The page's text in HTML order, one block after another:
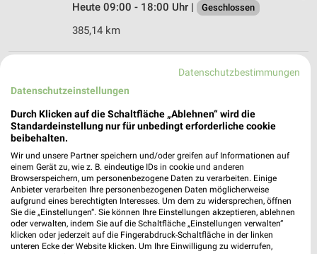
Heute 09:00 - 18:00 Uhr |
Geschlossen
385,14 km
Tchibo Filiale mit Kaffee Bar Neumarkt
Obere Marktstrasse 1-2
Heute 09:00 - 16:00 Uhr | Geschlossen
385,46 km • Angebote: 5 Prospekte
Ernsting's family Pegnitz
Nürnberger Str. 24a
91257 Pegnitz
Heute 09:00 - 18:00 Uhr | Geschlossen
Datenschutzbestimmungen
Datenschutzeinstellungen
Durch Klicken auf die Schaltfläche „Ablehnen“ wird die
Standardeinstellung nur für unbedingt erforderliche cookie
beibehalten.
Wir und unsere Partner speichern und/oder greifen auf Informationen auf
einem Gerät zu, wie z. B. eindeutige IDs in cookie und anderen
Browserspeichern, um personenbezogene Daten zu verarbeiten. Einige
Anbieter verarbeiten Ihre personenbezogenen Daten möglicherweise
aufgrund eines berechtigten Interesses. Um dem zu widersprechen, öffnen
Sie die „Einstellungen“. Sie können Ihre Einstellungen akzeptieren, ablehnen
oder verwalten, indem Sie auf die Schaltfläche „Einstellungen verwalten“
klicken oder jederzeit auf die Fingerabdruck-Schaltfläche in der linken
unteren Ecke der Website klicken. Um Ihre Einwilligung zu widerrufen,